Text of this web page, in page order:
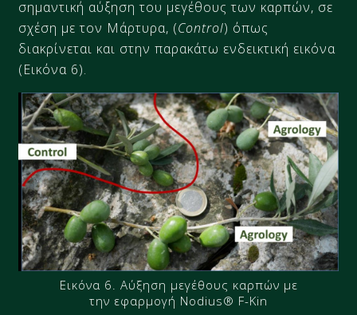
σημαντική αύξηση του μεγέθους των καρπών, σε
σχέση με τον Μάρτυρα, (Control) όπως
διακρίνεται και στην παρακάτω ενδεικτική εικόνα
(Εικόνα 6).
Εικόνα 6. Αύξηση μεγέθους καρπών με
την εφαρμογή Nodius® F-Kin